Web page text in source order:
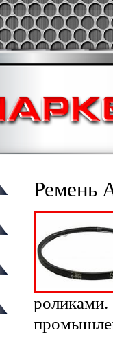
Ремень
роликами.